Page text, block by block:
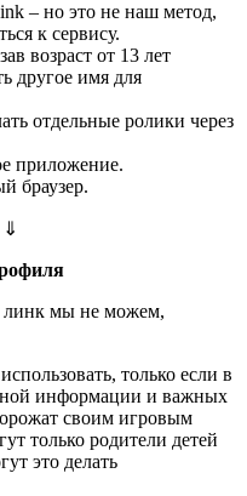
– но это не наш метод,
к сервису.
возраст от 13 лет
другое имя для
отдельные ролики через
приложение.
браузер.
линк мы не можем,
только если в
информации и важных
своим игровым
только родители детей
это делать